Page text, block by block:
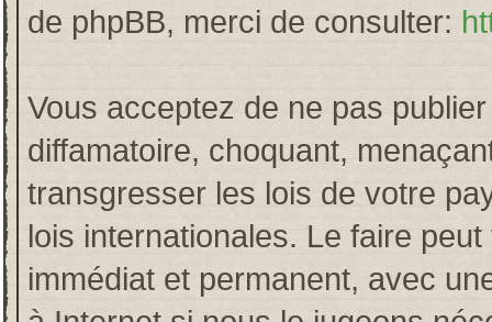
de phpBB, merci de consulter:
Vous acceptez de ne pas
diffamatoire, choquant,
transgresser les lois de votre
lois internationales. Le faire
immédiat et permanent, avec